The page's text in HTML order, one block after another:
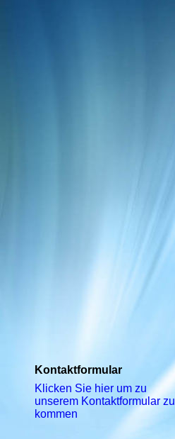
Kontaktformular
Klicken Sie hier um zu
unserem Kon­takt­for­mu­lar zu
kommen